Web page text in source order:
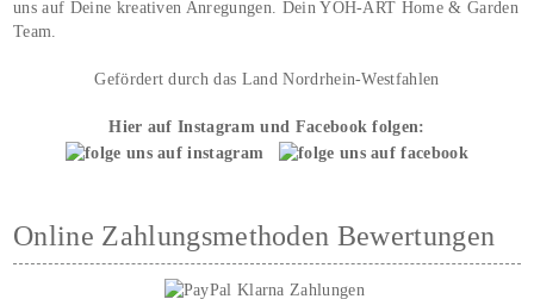
uns auf Deine kreativen Anregungen. Dein YOH‑ART Home & Garden
Team.
Gefördert durch das Land Nordrhein-Westfahlen
Hier auf Instagram und Facebook folgen:
Online Zahlungsmethoden Bewertungen